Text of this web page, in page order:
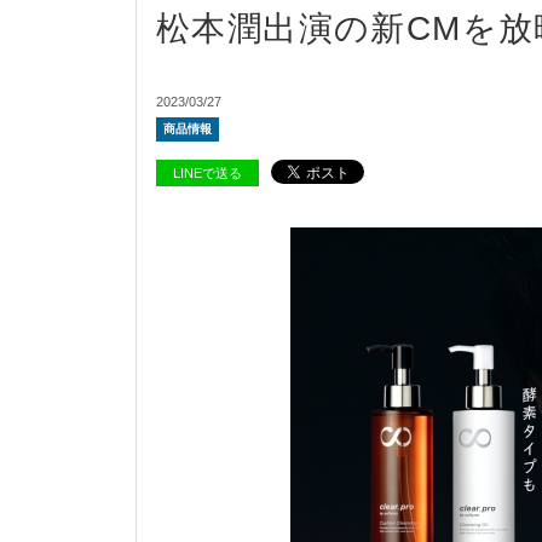
松本潤出演の新CMを放
2023/03/27
商品情報
LINEで送る